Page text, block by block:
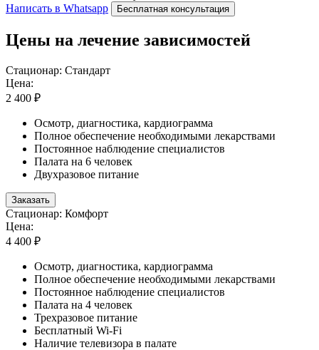
Написать в Whatsapp
Бесплатная консультация
Цены на лечение зависимостей
Стационар: Стандарт
Цена:
2 400 ₽
Осмотр, диагностика, кардиограмма
Полное обеспечение необходимыми лекарствами
Постоянное наблюдение специалистов
Палата на 6 человек
Двухразовое питание
Заказать
Стационар: Комфорт
Цена:
4 400 ₽
Осмотр, диагностика, кардиограмма
Полное обеспечение необходимыми лекарствами
Постоянное наблюдение специалистов
Палата на 4 человек
Трехразовое питание
Бесплатный Wi-Fi
Наличие телевизора в палате